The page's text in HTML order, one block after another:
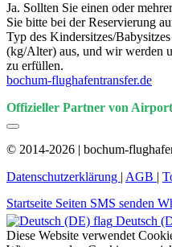
Ja. Sollten Sie einen oder
Sie bitte bei der Reservierung
Typ des Kindersitzes/
(kg/Alter) aus, und wir werden
zu erfüllen.
bochum-flughafentransfer.de
Offizieller Partner von
© 2014-2026 | bochum-
Datenschutzerklärung | AGB |
Startseite Seiten SMS senden
Deutsch
Diese Website verwendet